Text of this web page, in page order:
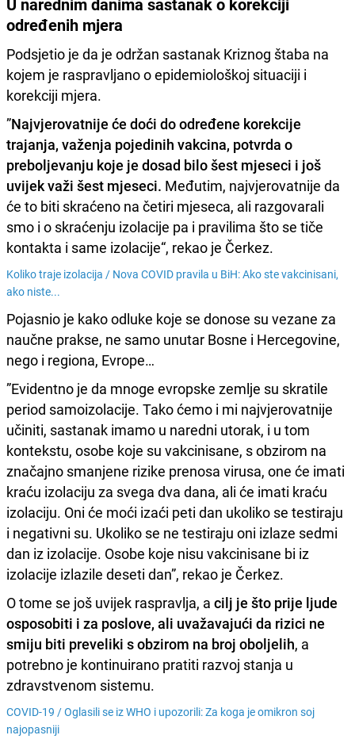
određenih mjera
Podsjetio je da je održan sastanak Kriznog štaba na
kojem je raspravljano o epidemiološkoj situaciji i
korekciji mjera.
”Najvjerovatnije će doći do određene korekcije
trajanja, važenja pojedinih vakcina, potvrda o
preboljevanju koje je dosad bilo šest mjeseci i još
uvijek važi šest mjeseci. Međutim, najvjerovatnije da
će to biti skraćeno na četiri mjeseca, ali razgovarali
smo i o skraćenju izolacije pa i pravilima što se tiče
kontakta i same izolacije“, rekao je Čerkez.
Koliko traje izolacija / Nova COVID pravila u BiH: Ako ste vakcinisani,
ako niste...
Pojasnio je kako odluke koje se donose su vezane za
naučne prakse, ne samo unutar Bosne i Hercegovine,
nego i regiona, Evrope…
”Evidentno je da mnoge evropske zemlje su skratile
period samoizolacije. Tako ćemo i mi najvjerovatnije
učiniti, sastanak imamo u naredni utorak, i u tom
kontekstu, osobe koje su vakcinisane, s obzirom na
značajno smanjene rizike prenosa virusa, one će imati
kraću izolaciju za svega dva dana, ali će imati kraću
izolaciju. Oni će moći izaći peti dan ukoliko se testiraju
i negativni su. Ukoliko se ne testiraju oni izlaze sedmi
dan iz izolacije. Osobe koje nisu vakcinisane bi iz
izolacije izlazile deseti dan”, rekao je Čerkez.
O tome se još uvijek raspravlja, a cilj je što prije ljude
osposobiti i za poslove, ali uvažavajući da rizici ne
smiju biti preveliki s obzirom na broj oboljelih, a
potrebno je kontinuirano pratiti razvoj stanja u
zdravstvenom sistemu.
COVID-19 /Oglasili se iz WHO i upozorili: Za koga je omikron soj
najopasniji